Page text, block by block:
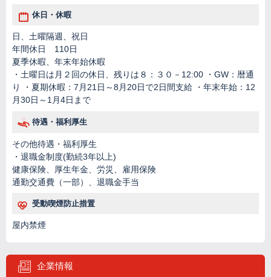
休日・休暇
日、土曜隔週、祝日
年間休日 110日
夏季休暇、年末年始休暇
・土曜日は月２回の休日、残りは８：３０－12:00 ・GW：暦通
り ・夏期休暇：7月21日～8月20日で2日間支給 ・年末年始：12
月30日～1月4日まで
待遇・福利厚生
その他待遇・福利厚生
・退職金制度(勤続3年以上)
健康保険、厚生年金、労災、雇用保険
通勤交通費（一部）、退職金手当
受動喫煙防止措置
屋内禁煙
企業情報